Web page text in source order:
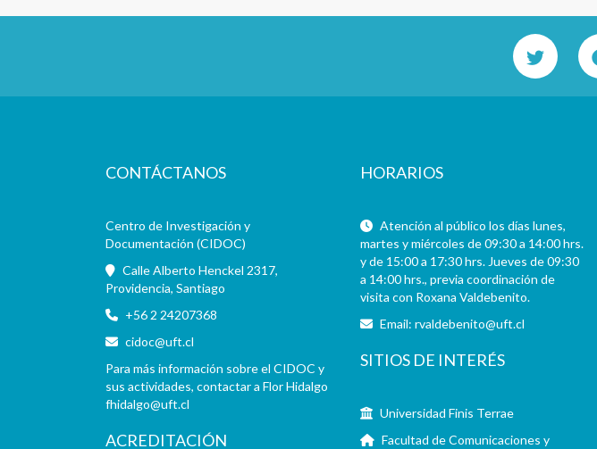
CONTÁCTANOS
Centro de Investigación y
Documentación (CIDOC)
Calle Alberto Henckel 2317,
Providencia, Santiago
+56 2 24207368
cidoc@uft.cl
Para más información sobre el CIDOC y
sus actividades, contactar a Flor Hidalgo
fhidalgo@uft.cl
ACREDITACIÓN
HORARIOS
Atención al público los días lunes,
martes y miércoles de 09:30 a 14:00 hrs.
y de 15:00 a 17:30 hrs. Jueves de 09:30
a 14:00 hrs., previa coordinación de
visita con Roxana Valdebenito.
Email:rvaldebenito@uft.cl
SITIOS DE INTERÉS
Universidad Finis Terrae
Facultad de Comunicaciones y